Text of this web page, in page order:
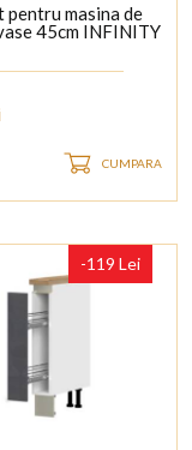
pentru masina de
45cm INFINITY
CUMPARA
-119 Lei